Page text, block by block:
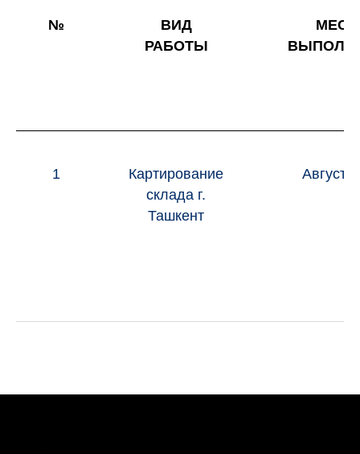
№
ВИД
РАБОТЫ
1
Картирование
склада г.
Ташкент
Август